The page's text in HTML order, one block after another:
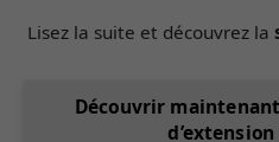
Lisez la suite et découvrez la
Découvrir